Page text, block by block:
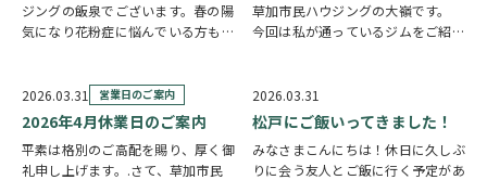
ジングの飯泉でございます。春の陽
気になり花粉症に悩んでいる方も多
の宿題の答え合わせの日になりま
す。お待たせしすぎたかもしれませ
ん。 今私がハマっ…
草加市民ハウジングの大嶺です。
今回は私が通っているジムをご紹介
です！ https://b-stylegym.com/ 私
が40歳の時…
2026.03.31 営業日のご案内
2026年4月休業日のご案内
平素は格別のご高配を賜り、厚く御
礼申し上げます。.さて、草加市民
2026.03.31
松戸にご飯いってきました！
みなさまこんにちは！休日に久しぶ
りに会う友人とご飯に行く予定があ